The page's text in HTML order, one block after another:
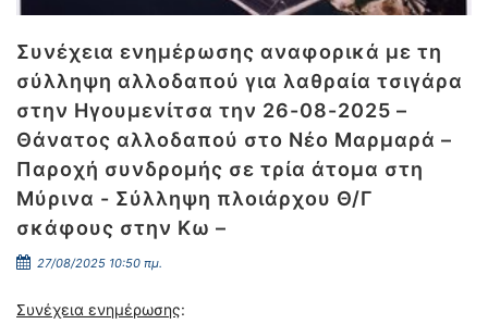
Συνέχεια ενημέρωσης αναφορικά με τη
σύλληψη αλλοδαπού για λαθραία τσιγάρα
στην Ηγουμενίτσα την 26-08-2025 –
Θάνατος αλλοδαπού στο Νέο Μαρμαρά –
Παροχή συνδρομής σε τρία άτομα στη
Μύρινα - Σύλληψη πλοιάρχου Θ/Γ
σκάφους στην Κω –
27/08/2025 10:50 πμ.
Συνέχεια ενημέρωσης: